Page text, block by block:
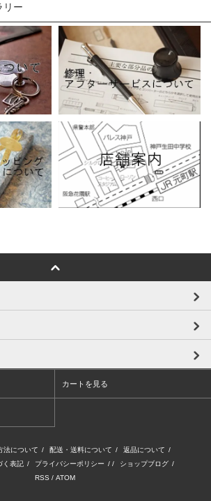
リー
カートを見る
法について / 配送・送料について / 返品について /
く表記 / プライバシーポリシー / / ショップブログ /
RSS / ATOM